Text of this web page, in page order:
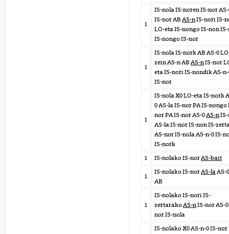
1
IS-nola IS-noren IS-nor
IS-nor AB AS-nIS-nori IS-
LO-eta IS-nongo IS-non
IS-nongo IS-nor
1
IS-nola IS-nork AB AS-0
zein AS-n AB AS-nIS-nor
eta IS-nori IS-nondik AS-
IS-nor
1
IS-nola X0 LO-eta IS-nork
0 AS-la IS-nor PA IS-nongo
nor PA IS-nor AS-0AS-n
AS-la IS-nor IS-non IS-
AS-nor IS-nola AS-n-0 IS-
IS-nork
1
IS-nolako IS-norAS-bait
1
IS-nolako IS-norAS-laAS-0
AB
1
IS-nolako IS-nori IS-
zertarakoAS-nIS-nor AS-0
nor IS-nola
IS-nolako X0 AS-n-0 IS-nor